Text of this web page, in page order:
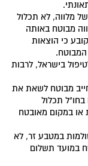
מלווה, לא תכלול
מבוטח באותה
כי הוצאות
המבוטח.
בישראל, לרבות
מבוטח לשאת את
תכלול
במקום מאובטח
במטבע זר, לא
במועד תשלום